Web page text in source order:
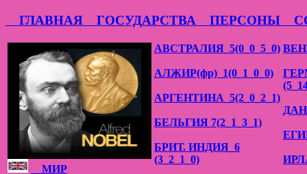
ГЛАВНАЯ ГОСУДАРСТВА ПЕРСОНЫ
МИР
АВСТРАЛИЯ_5(0_0_5_0)
АЛЖИР(фр)_1(0_1_0_0)
АРГЕНТИНА_5(2_0_2_1)
БЕЛЬГИЯ 7(2_1_3_1)
БРИТ. ИНДИЯ_6
(3_2_1_0)